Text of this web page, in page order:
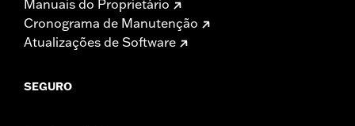
Manuais do Proprietário
Cronograma de Manutenção
Atualizações de Software
SEGURO